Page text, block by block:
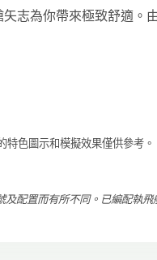
志為你帶來極致舒適
特色圖示和模擬效果僅供參考。
配置而有所不同。已編配執